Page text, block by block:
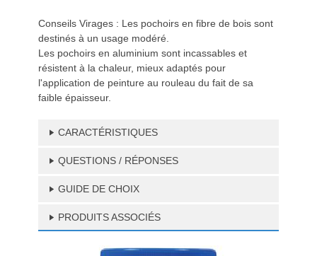
Conseils Virages : Les pochoirs en fibre de bois sont
destinés à un usage modéré.
Les pochoirs en aluminium sont incassables et
résistent à la chaleur, mieux adaptés pour
l'application de peinture au rouleau du fait de sa
faible épaisseur.
CARACTÉRISTIQUES
QUESTIONS / RÉPONSES
GUIDE DE CHOIX
PRODUITS ASSOCIÉS